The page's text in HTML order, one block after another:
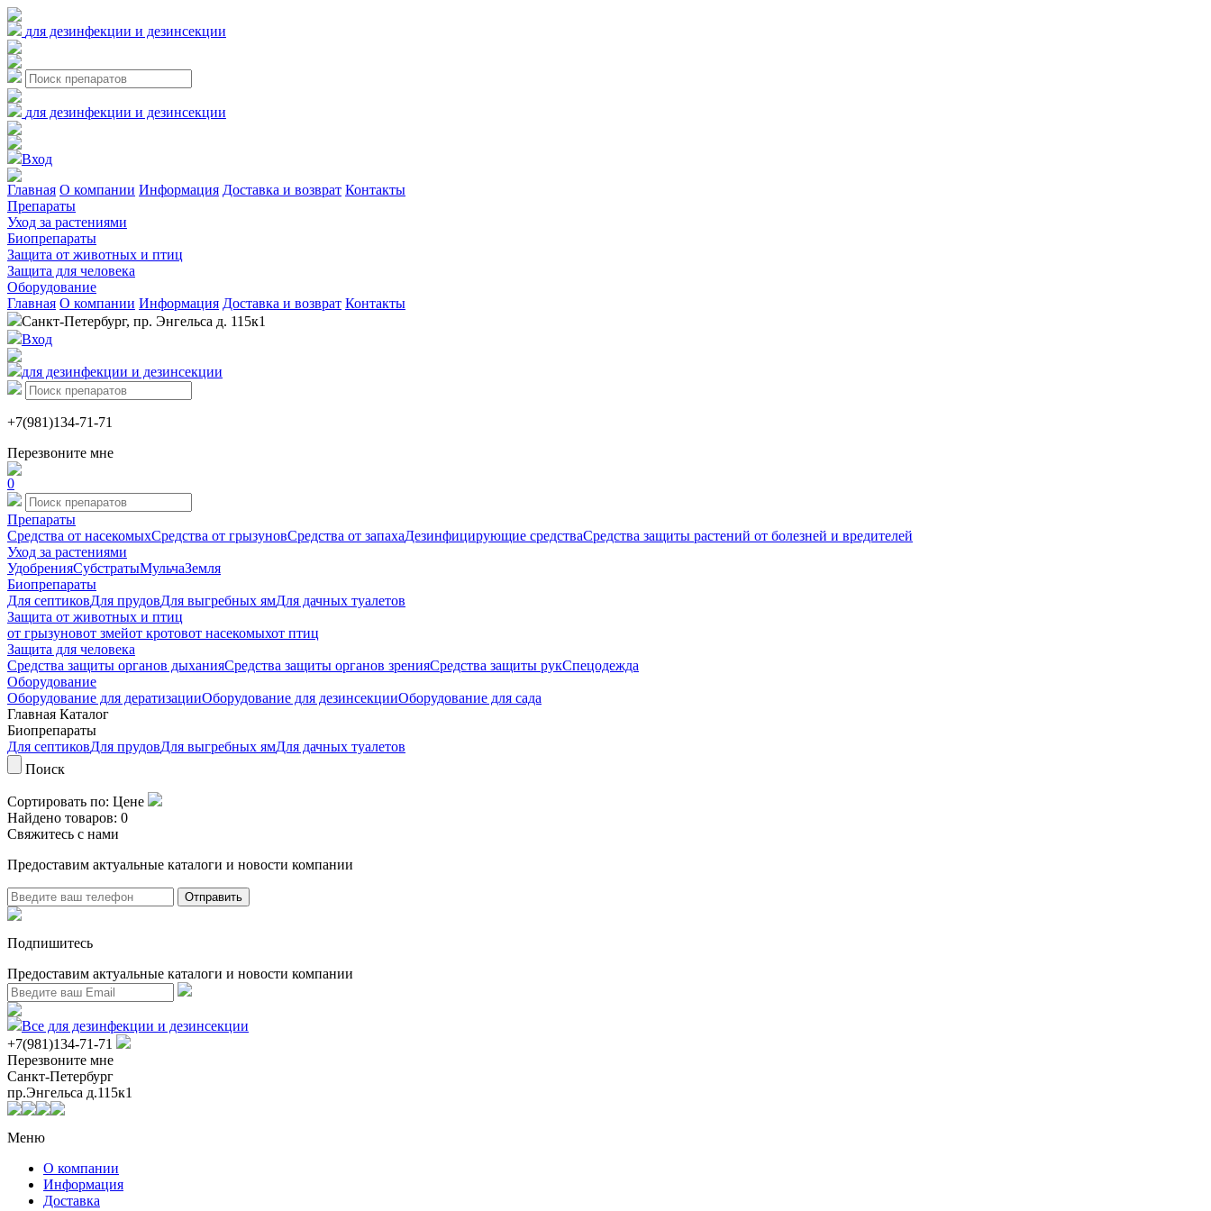
для дезинфекции и дезинсекции
для дезинфекции и дезинсекции
Вход
Главная О компании Информация Доставка и возврат Контакты
Препараты
Уход за растениями
Биопрепараты
Защита от животных и птиц
Защита для человека
Оборудование
Главная О компании Информация Доставка и возврат Контакты
Санкт-Петербург, пр. Энгельса д. 115к1
Вход
для дезинфекции и дезинсекции
+7(981)134-71-71
Перезвоните мне
0
Препараты
Средства от насекомыхСредства от грызуновСредства от запахаДезинфицирующие средстваСредства защиты растений от болезней и вредителей
Уход за растениями
УдобренияСубстратыМульчаЗемля
Биопрепараты
Для септиковДля прудовДля выгребных ямДля дачных туалетов
Защита от животных и птиц
от грызуновот змейот кротовот насекомыхот птиц
Защита для человека
Средства защиты органов дыханияСредства защиты органов зренияСредства защиты рукСпецодежда
Оборудование
Оборудование для дератизацииОборудование для дезинсекцииОборудование для сада
Главная Каталог
Биопрепараты
Для септиковДля прудовДля выгребных ямДля дачных туалетов
Поиск
Сортировать по: Цене
Найдено товаров: 0
Свяжитесь с нами
Предоставим актуальные каталоги и новости компании
Подпишитесь
Предоставим актуальные каталоги и новости компании
Все для дезинфекции и дезинсекции
+7(981)134-71-71
Перезвоните мне
Санкт-Петербург
пр.Энгельса д.115к1
Меню
О компании
Информация
Доставка